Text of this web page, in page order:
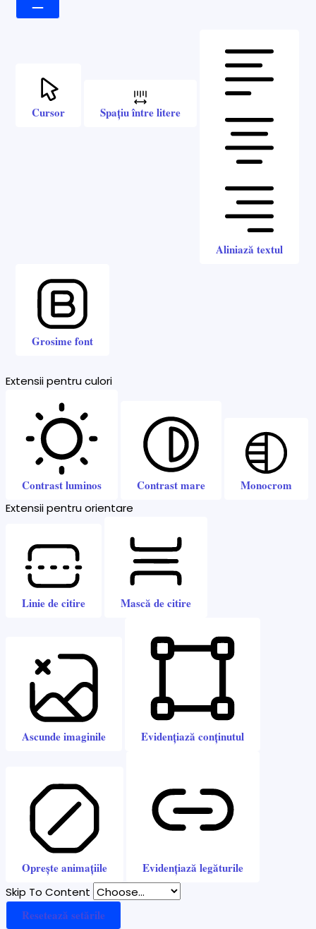
Cursor Spațiu între litere
Aliniază textul
Grosime font
Extensii pentru culori
Contrast luminos Contrast mare Monocrom
Extensii pentru orientare
Linie de citire Mască de citire
Ascunde imaginile Evidențiază conținutul
Oprește animațiile Evidențiază legăturile
Skip To Content
Resetează setările